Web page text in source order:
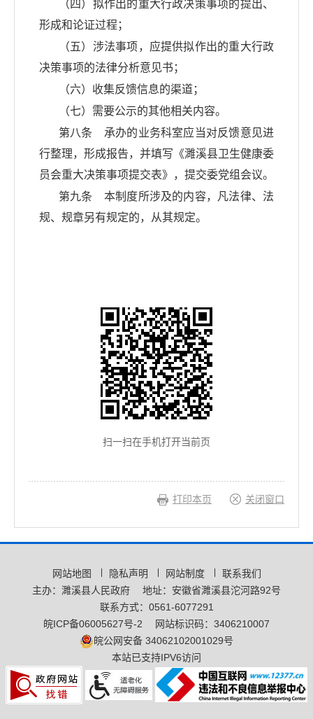
（四）拟作出的重大行政决策事项的提出、
形成和论证过程；
（五）涉法事项，应提供拟作出的重大行政
决策事项的法律分析意见书；
（六）收集反馈信息的渠道；
（七）需要公示的其他相关内容。
第八条 承办的业务科室应当对反馈意见进
行整理，形成报告，并填写《濉溪县卫生健康委
员会重大决策事项提交表》，提交委党组会议。
第九条 本制度所涉及的内容，凡法律、法
规、规章另有规定的，从其规定。
扫一扫在手机打开当前页
打印本页 关闭窗口
网站地图 隐私声明 网站制度
联系我们
主办：濉溪县人民政府
地址：安徽省濉溪县沱河路92号
联系方式：0561-6077291
皖ICP备06005627号-2
网站标识码：3406210007
皖公网安备 34062102001029号
本站已支持IPV6访问